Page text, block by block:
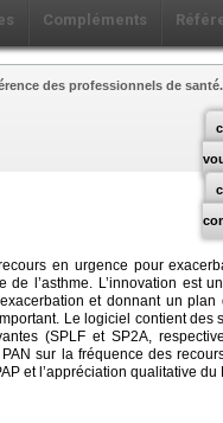
Compléments
des professionnels de santé.
en urgence pour
l’asthme. L’innovation est
et donnant un plan
Le logiciel contient des
(SPLF et SP2A,
PAN sur la fréquence des
et l’appréciation qualitative du